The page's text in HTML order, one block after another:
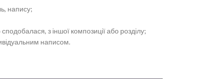
напису;
з іншої композиції або розділу;
написом.